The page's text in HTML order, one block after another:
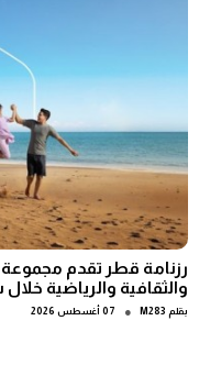
رزنامة قطر تقدم مجموعة
والثقافية والرياضية
بقلم M283
● 07 أغسطس 2026